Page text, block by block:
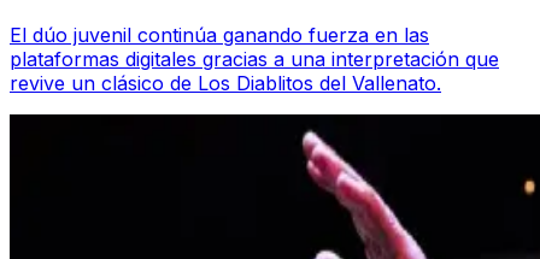
El dúo juvenil continúa ganando fuerza en las
plataformas digitales gracias a una interpretación que
revive un clásico de Los Diablitos del Vallenato.